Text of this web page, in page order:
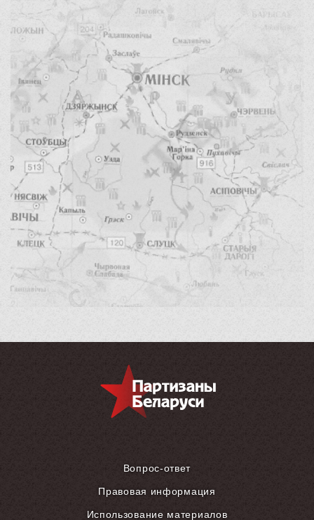
Вопрос-ответ
Правовая информация
Использование материалов